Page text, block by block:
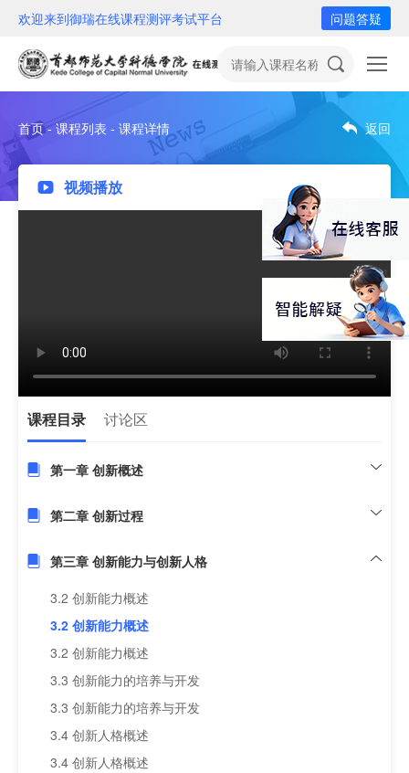
欢迎来到御瑞在线课程测评考试平台 问题答疑
首页 - 课程列表 - 课程详情 返回
视频播放
课程目录 讨论区
第一章 创新概述
第二章 创新过程
第三章 创新能力与创新人格
3.2 创新能力概述
3.2 创新能力概述
3.2 创新能力概述
3.3 创新能力的培养与开发
3.3 创新能力的培养与开发
3.4 创新人格概述
3.4 创新人格概述